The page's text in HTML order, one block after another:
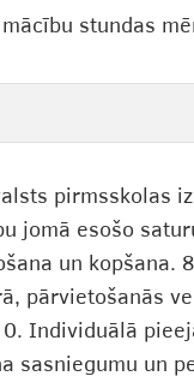
stundas
pirmsskolas
jomā esošo
un kopšana.
pārvietošanās
Individuālā
sasniegumu un